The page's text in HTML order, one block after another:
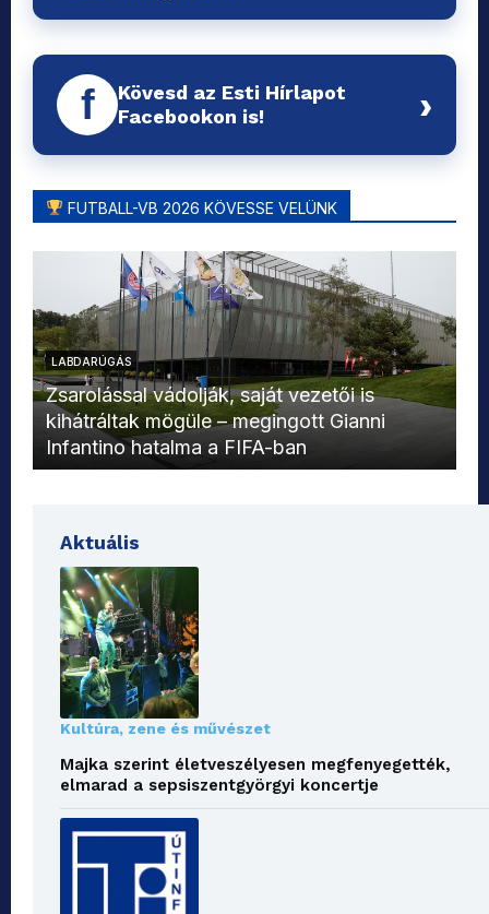
f
Kövesd az Esti Hírlapot
Facebookon is!
›
FUTBALL-VB 2026 KÖVESSE VELÜNK
LABDARÚGÁS
Zsarolással vádolják, saját vezetői is
kihátráltak mögüle – megingott Gianni
Infantino hatalma a FIFA-ban
Aktuális
Kultúra, zene és művészet
Majka szerint életveszélyesen megfenyegették,
elmarad a sepsiszentgyörgyi koncertje